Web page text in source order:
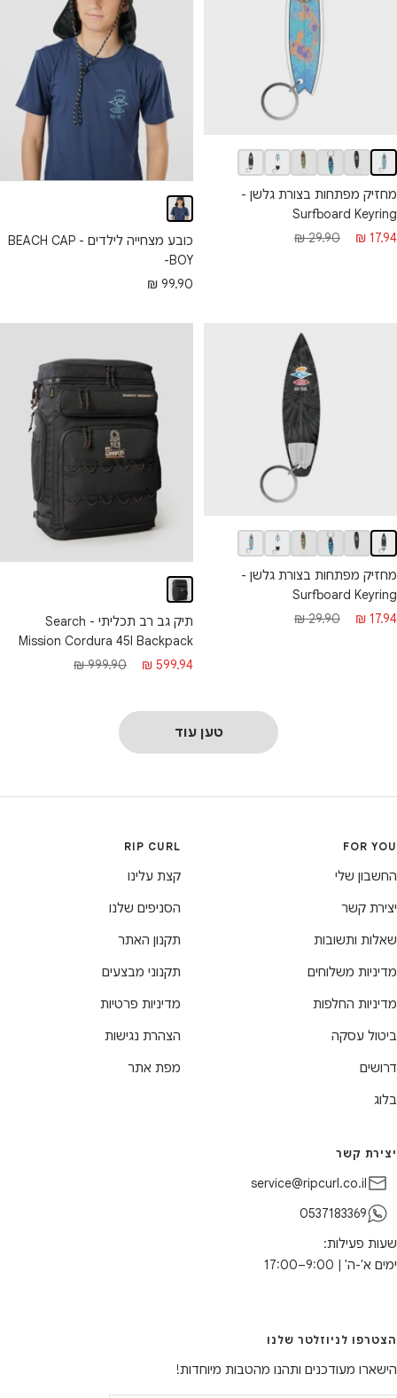
מחזיק מפתחות בצורת גלשן -
Surfboard Keyring
מחיר מבצע
17.94 ₪ מחיר רגיל
29.90 ₪
כובע מצחייה לילדים - BEACH CAP
-BOY
מחיר מבצע
99.90 ₪
מחזיק מפתחות בצורת גלשן -
Surfboard Keyring
מחיר מבצע
17.94 ₪ מחיר רגיל
29.90 ₪
תיק גב רב תכליתי - Search
Mission Cordura 45l Backpack
מחיר מבצע
599.94 ₪ מחיר רגיל
999.90 ₪
טען עוד
FOR YOU
החשבון שלי
יצירת קשר
שאלות ותשובות
מדיניות משלוחים
מדיניות החלפות
ביטול עסקה
דרושים
בלוג
RIP CURL
קצת עלינו
הסניפים שלנו
תקנון האתר
תקנוני מבצעים
מדיניות פרטיות
הצהרת נגישות
מפת אתר
יצירת קשר
service@ripcurl.co.il
0537183369
שעות פעילות:
ימים א'-ה' | 9:00–17:00
הצטרפו לניוזלטר שלנו
הישארו מעודכנים ותהנו מהטבות מיוחדות!